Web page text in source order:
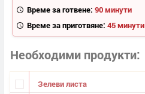
Време за готвене: 90 минути
Време за приготвяне: 45 минути
Необходими продукти
Зелеви листа